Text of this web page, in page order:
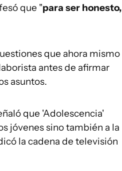
que "para ser honesto,
que ahora mismo
antes de afirmar
asuntos.
que 'Adolescencia'
jóvenes sino también a la
la cadena de televisión